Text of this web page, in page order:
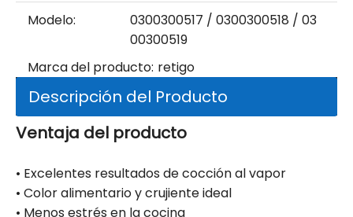
Modelo:
0300300517 / 0300300518 / 03
00300519
Marca del producto: retigo
Descripción del Producto
Ventaja del producto
• Excelentes resultados de cocción al vapor
• Color alimentario y crujiente ideal
• Menos estrés en la cocina